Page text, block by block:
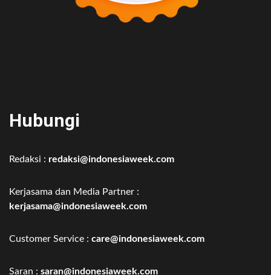
Hubungi
Redaksi : redaksi@indonesiaweek.com
Kerjasama dan Media Partner :
kerjasama@indonesiaweek.com
Customer Service : care@indonesiaweek.com
Saran : saran@indonesiaweek.com